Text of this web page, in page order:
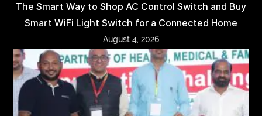
The Smart Way to Shop AC Control Switch and Buy
Smart WiFi Light Switch for a Connected Home
August 4, 2026